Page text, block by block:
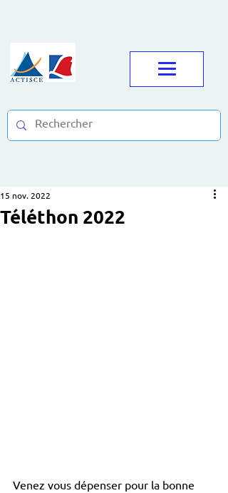
Téléthon 2022
15 nov. 2022
Venez vous dépenser pour la bonne